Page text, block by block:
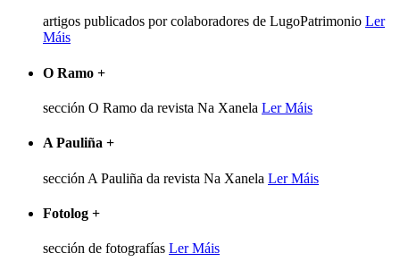
artigos publicados por colaboradores de LugoPatrimonio Ler
Máis
O Ramo +
sección O Ramo da revista Na Xanela Ler Máis
A Pauliña +
sección A Pauliña da revista Na Xanela Ler Máis
Fotolog +
sección de fotografías Ler Máis